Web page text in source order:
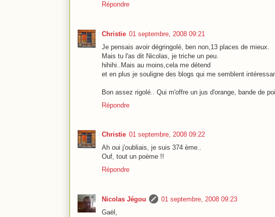
Répondre
Christie 01 septembre, 2008 09:21
Je pensais avoir dégringolé, ben non,13 places de mieux.
Mais tu l'as dit Nicolas, je triche un peu.
hihihi..Mais au moins,cela me détend
et en plus je souligne des blogs qui me semblent
Bon assez rigolé.. Qui m'offre un jus d'orange, bande de
Répondre
Christie 01 septembre, 2008 09:22
Ah oui j'oubliais, je suis 374 ème..
Ouf, tout un poème !!
Répondre
Nicolas Jégou
01 septembre, 2008 09:23
Gaël,